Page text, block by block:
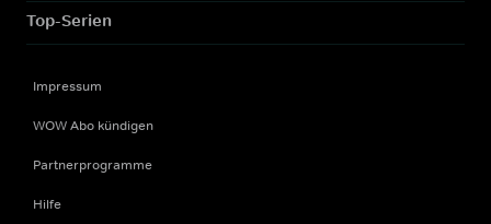
Top-Serien
Impressum
WOW Abo kündigen
Partnerprogramme
Hilfe